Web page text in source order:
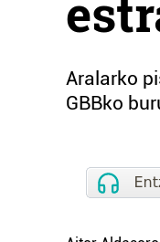
Aralarko
GBBko